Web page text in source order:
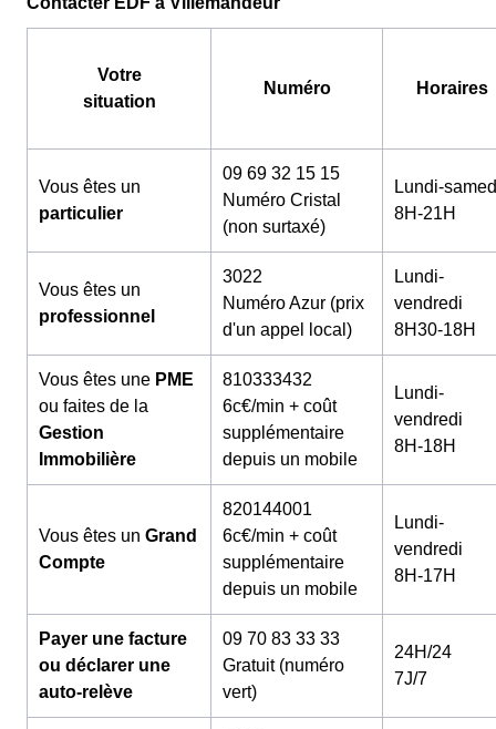
Votre
situation
Numéro Horaires
Vous êtes un
particulier
09 69 32 15 15
Numéro Cristal
(non surtaxé)
Lundi-
8H-21H
Vous êtes un
professionnel
3022
Numéro Azur (prix
d'un appel local)
Lundi-
vendredi
8H30-18H
Vous êtes une PME
ou faites de la
Gestion
Immobilière
810333432
6c€/min + coût
supplémentaire
depuis un mobile
Lundi-
vendredi
8H-18H
Vous êtes un Grand
Compte
820144001
6c€/min + coût
supplémentaire
depuis un mobile
Lundi-
vendredi
8H-17H
Payer une facture
ou déclarer une
auto-relève
09 70 83 33 33
Gratuit (numéro
vert)
24H/24
7J/7